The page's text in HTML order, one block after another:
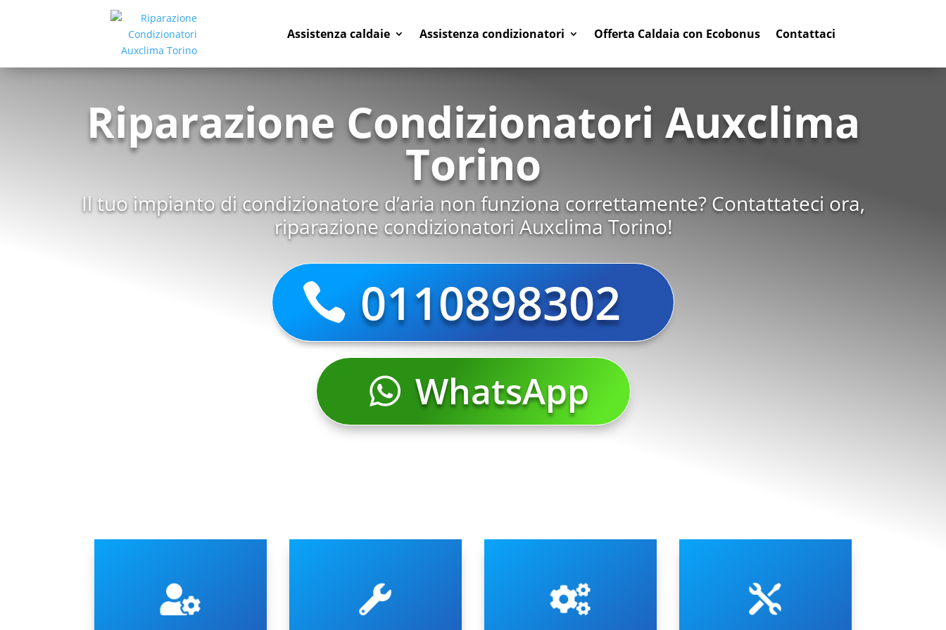
Assistenza caldaie Assistenza condizionatori Offerta Caldaia con Ecobonus Contattaci
Riparazione Condizionatori Auxclima
Torino
Il tuo impianto di condizionatore d’aria non funziona correttamente? Contattateci ora,
riparazione condizionatori Auxclima Torino!
0110898302
WhatsApp

fissi, mono split, multisplit o
impianti a Flusso di
Refrigerante Variabile (VRF) 
climatizzatori Auxclima.
Offriamo tutto il supporto per
l’acquisto e l’installazione di 
Oltre a operare in tempi rapidi
per la riparazione a domicilio 
sul tuo condizionatore e vi
spiegherà i problemi
riscontrati sui vostri impianti di